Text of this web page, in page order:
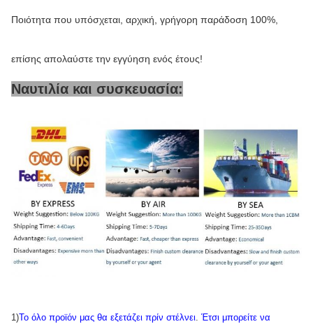
Ποιότητα που υπόσχεται, αρχική, γρήγορη παράδοση 100%,
επίσης απολαύστε την εγγύηση ενός έτους!
Ναυτιλία και συσκευασία:
1)Το όλο προϊόν μας θα εξετάζει πρίν στέλνει. Έτσι μπορείτε να